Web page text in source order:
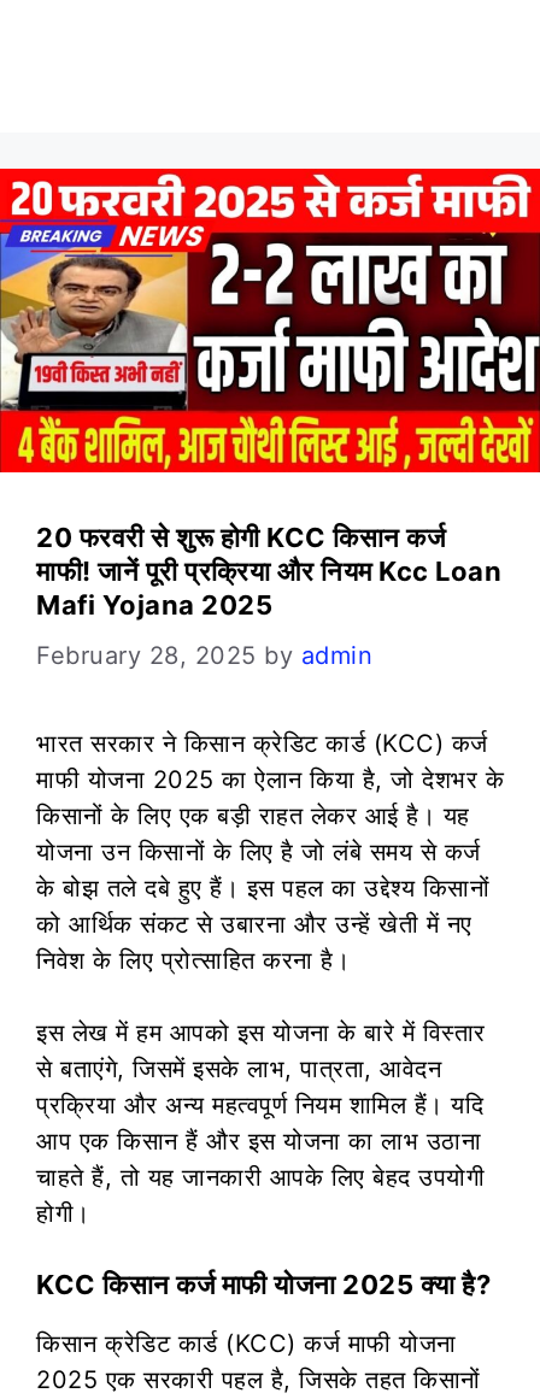
20 फरवरी से शुरू होगी KCC किसान कर्ज
माफी! जानें पूरी प्रक्रिया और नियम Kcc Loan
Mafi Yojana 2025
February 28, 2025 by admin
भारत सरकार ने किसान क्रेडिट कार्ड (KCC) कर्ज
माफी योजना 2025 का ऐलान किया है, जो देशभर के
किसानों के लिए एक बड़ी राहत लेकर आई है। यह
योजना उन किसानों के लिए है जो लंबे समय से कर्ज
के बोझ तले दबे हुए हैं। इस पहल का उद्देश्य किसानों
को आर्थिक संकट से उबारना और उन्हें खेती में नए
निवेश के लिए प्रोत्साहित करना है।
इस लेख में हम आपको इस योजना के बारे में विस्तार
से बताएंगे, जिसमें इसके लाभ, पात्रता, आवेदन
प्रक्रिया और अन्य महत्वपूर्ण नियम शामिल हैं। यदि
आप एक किसान हैं और इस योजना का लाभ उठाना
चाहते हैं, तो यह जानकारी आपके लिए बेहद उपयोगी
होगी।
KCC किसान कर्ज माफी योजना 2025 क्या है?
किसान क्रेडिट कार्ड (KCC) कर्ज माफी योजना
2025 एक सरकारी पहल है, जिसके तहत किसानों